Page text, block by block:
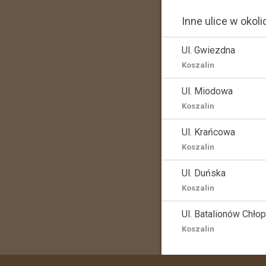
Inne ulice w
Ul. Gwiezdna
Koszalin
Ul. Miodowa
Koszalin
Ul. Krańcowa
Koszalin
Ul. Duńska
Koszalin
Ul. Batalionów
Koszalin